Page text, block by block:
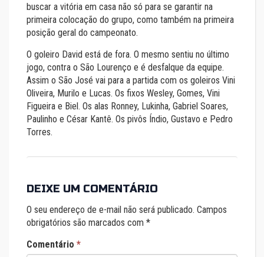
buscar a vitória em casa não só para se garantir na
primeira colocação do grupo, como também na primeira
posição geral do campeonato.
O goleiro David está de fora. O mesmo sentiu no último
jogo, contra o São Lourenço e é desfalque da equipe.
Assim o São José vai para a partida com os goleiros Vini
Oliveira, Murilo e Lucas. Os fixos Wesley, Gomes, Vini
Figueira e Biel. Os alas Ronney, Lukinha, Gabriel Soares,
Paulinho e César Kantê. Os pivôs Índio, Gustavo e Pedro
Torres.
DEIXE UM COMENTÁRIO
O seu endereço de e-mail não será publicado. Campos
obrigatórios são marcados com *
Comentário *